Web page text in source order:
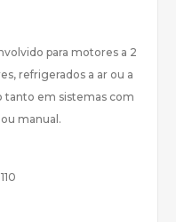
para motores a 2
refrigerados a ar ou a
tanto em sistemas com
manual.